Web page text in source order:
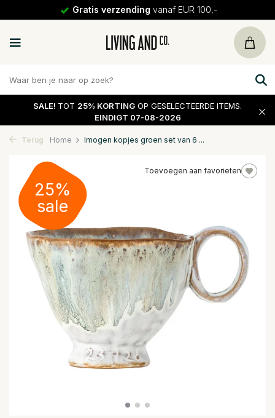
Gratis verzending vanaf EUR 100,-
SALE! TOT 25% KORTING OP GESELECTEERDE ITEMS.
EINDIGT 07-08-2026
Terug Home Imogen kopjes groen set van 6 ...
Toevoegen aan favorieten
25%
sale